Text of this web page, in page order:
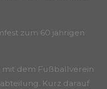
zum 60 jährigen
dem Fußballverein
Kurz darauf